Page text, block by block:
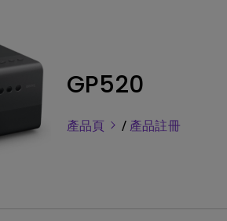
GP520
產品頁 / 產品註冊